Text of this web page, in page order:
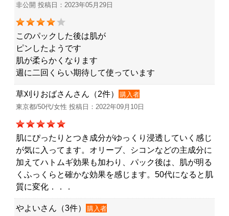
非公開 投稿日：2023年05月29日
このパックした後は肌が
ピンしたようです
肌が柔らかくなります
週に二回くらい期待して使っています
草刈りおばさんさん（2件）
購入者
東京都/50代/女性 投稿日：2022年09月10日
肌にぴったりとつき成分がゆっくり浸透していく感じ
が気に入ってます。オリーブ、シコンなどの主成分に
加えてハトムギ効果も加わり、パック後は、肌が明る
くふっくらと確かな効果を感じます。50代になると肌
質に変化．．．
やよいさん（3件）
購入者